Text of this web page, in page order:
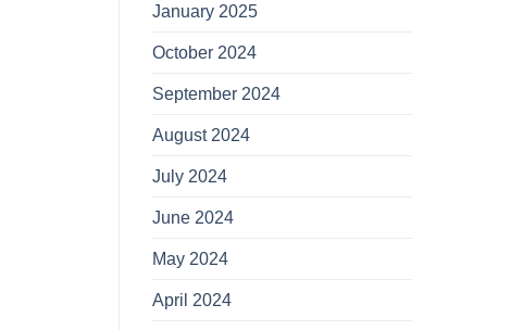
January 2025
October 2024
September 2024
August 2024
July 2024
June 2024
May 2024
April 2024